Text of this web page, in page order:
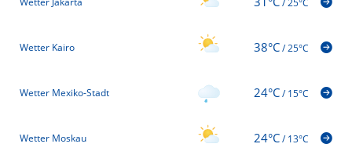
/25°C
Wetter Kairo 38°C/25°C
Wetter Mexiko-Stadt 24°C/15°C
Wetter Moskau 24°C/13°C